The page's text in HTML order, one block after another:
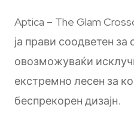
Aptica – The Glam
ја прави соодветен
овозможуваќи
екстремно лесен за
беспрекорен дизајн.